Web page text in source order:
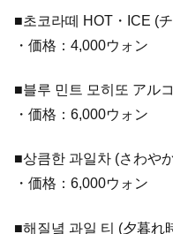
■초코라떼 HOT・ICE (
・価格：4,000ウォン
■블루 민트 모히또 アル
・価格：6,000ウォン
■상큼한 과일차 (さわや
・価格：6,000ウォン
■해질녘 과일 티 (夕暮れ